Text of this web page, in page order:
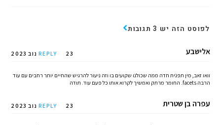
לפוסט הזה יש 3 תגובות
אלישבע REPLY
וואו זאב, מין תפנית חדה ממה שכולנו שקועים בו וזה ניעור להרגיש שהחיים יותר רחבים עם עוד
הרבה facets. החומר מרתק ואמשיך לקרוא אותו כל פעם עוד. תודה
עפרה בן שטרית REPLY